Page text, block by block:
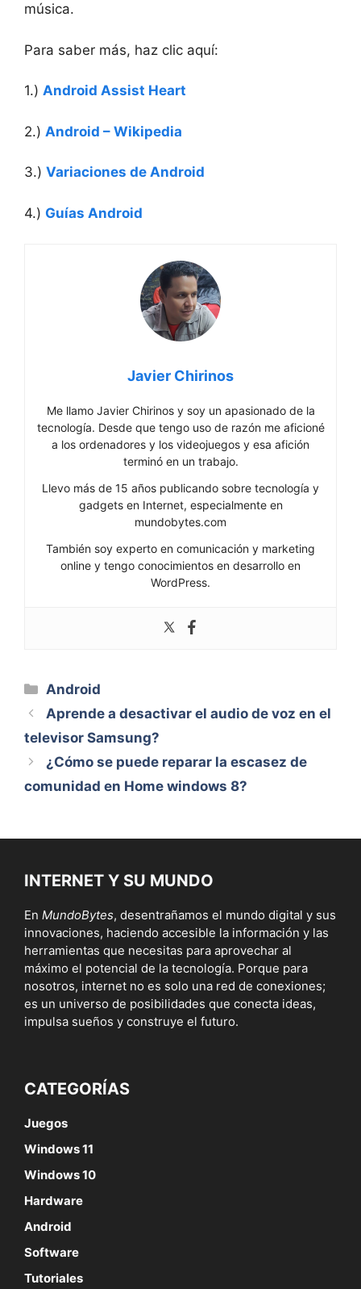
música.
Para saber más, haz clic aquí:
1.) Android Assist Heart
2.) Android – Wikipedia
3.) Variaciones de Android
4.) Guías Android
Javier Chirinos
Me llamo Javier Chirinos y soy un apasionado de la
tecnología. Desde que tengo uso de razón me aficioné
a los ordenadores y los videojuegos y esa afición
terminó en un trabajo.
Llevo más de 15 años publicando sobre tecnología y
gadgets en Internet, especialmente en
mundobytes.com
También soy experto en comunicación y marketing
online y tengo conocimientos en desarrollo en
WordPress.
Categorías
Android
Aprende a desactivar el audio de voz en el
televisor Samsung?
¿Cómo se puede reparar la escasez de
comunidad en Home windows 8?
INTERNET Y SU MUNDO
En MundoBytes, desentrañamos el mundo digital y sus
innovaciones, haciendo accesible la información y las
herramientas que necesitas para aprovechar al
máximo el potencial de la tecnología. Porque para
nosotros, internet no es solo una red de conexiones;
es un universo de posibilidades que conecta ideas,
impulsa sueños y construye el futuro.
CATEGORÍAS
Juegos
Windows 11
Windows 10
Hardware
Android
Software
Tutoriales